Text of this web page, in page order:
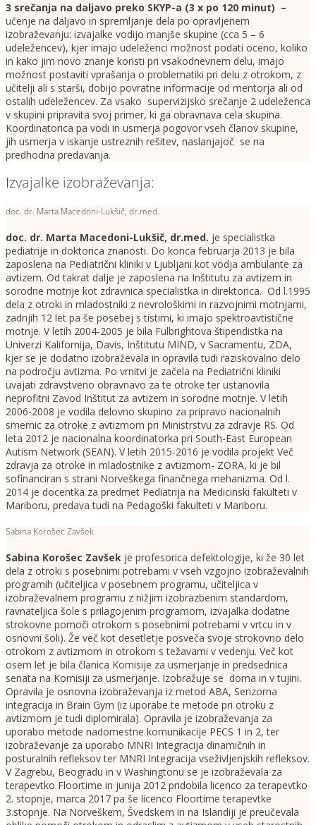
3 srečanja na daljavo preko SKYP-a (3 x po 120 minut) –
učenje na daljavo in spremljanje dela po opravljenem
izobraževanju: izvajalke vodijo manjše skupine (cca 5 – 6
udeležencev), kjer imajo udeleženci možnost podati oceno, koliko
in kako jim novo znanje koristi pri vsakodnevnem delu, imajo
možnost postaviti vprašanja o problematiki pri delu z otrokom, z
učitelji ali s starši, dobijo povratne informacije od mentorja ali od
ostalih udeležencev. Za vsako supervizijsko srečanje 2 udeleženca
v skupini pripravita svoj primer, ki ga obravnava cela skupina.
Koordinatorica pa vodi in usmerja pogovor vseh članov skupine,
jih usmerja v iskanje ustreznih rešitev, naslanjajoč se na
predhodna predavanja.
Izvajalke izobraževanja:
doc. dr. Marta Macedoni-Lukšič, dr.med.
doc. dr. Marta Macedoni-Lukšič, dr.med. je specialistka
pediatrije in doktorica znanosti. Do konca februarja 2013 je bila
zaposlena na Pediatrični kliniki v Ljubljani kot vodja ambulante za
avtizem. Od takrat dalje je zaposlena na Inštitutu za avtizem in
sorodne motnje kot zdravnica specialistka in direktorica. Od l.1995
dela z otroki in mladostniki z nevrološkimi in razvojnimi motnjami,
zadnjih 12 let pa še posebej s tistimi, ki imajo spektroavtistične
motnje. V letih 2004-2005 je bila Fulbrightova štipendistka na
Univerzi Kalifornija, Davis, Inštitutu MIND, v Sacramentu, ZDA,
kjer se je dodatno izobraževala in opravila tudi raziskovalno delo
na področju avtizma. Po vrnitvi je začela na Pediatrični kliniki
uvajati zdravstveno obravnavo za te otroke ter ustanovila
neprofitni Zavod Inštitut za avtizem in sorodne motnje. V letih
2006-2008 je vodila delovno skupino za pripravo nacionalnih
smernic za otroke z avtizmom pri Ministrstvu za zdravje RS. Od
leta 2012 je nacionalna koordinatorka pri South-East European
Autism Network (SEAN). V letih 2015-2016 je vodila projekt Več
zdravja za otroke in mladostnike z avtizmom- ZORA, ki je bil
sofinanciran s strani Norveškega finančnega mehanizma. Od l.
2014 je docentka za predmet Pediatrija na Medicinski fakulteti v
Mariboru, predava tudi na Pedagoški fakulteti v Mariboru.
Sabina Korošec Zavšek
Sabina Korošec Zavšek je profesorica defektologije, ki že 30 let
dela z otroki s posebnimi potrebami v vseh vzgojno izobraževalnih
programih (učiteljica v posebnem programu, učiteljica v
izobraževalnem programu z nižjim izobrazbenim standardom,
ravnateljica šole s prilagojenim programom, izvajalka dodatne
strokovne pomoči otrokom s posebnimi potrebami v vrtcu in v
osnovni šoli). Že več kot desetletje posveča svoje strokovno delo
otrokom z avtizmom in otrokom s težavami v vedenju. Več kot
osem let je bila članica Komisije za usmerjanje in predsednica
senata na Komisiji za usmerjanje. Izobražuje se doma in v tujini.
Opravila je osnovna izobraževanja iz metod ABA, Senzorna
integracija in Brain Gym (iz uporabe te metode pri otroku z
avtizmom je tudi diplomirala). Opravila je izobraževanja za
uporabo metode nadomestne komunikacije PECS 1 in 2, ter
izobraževanje za uporabo MNRI Integracija dinamičnih in
posturalnih refleksov ter MNRI Integracija vseživljenjskih refleksov.
V Zagrebu, Beogradu in v Washingtonu se je izobraževala za
terapevtko Floortime in junija 2012 pridobila licenco za terapevtko
2. stopnje, marca 2017 pa še licenco Floortime terapevtke
3.stopnje. Na Norveškem, Švedskem in na Islandiji je preučevala